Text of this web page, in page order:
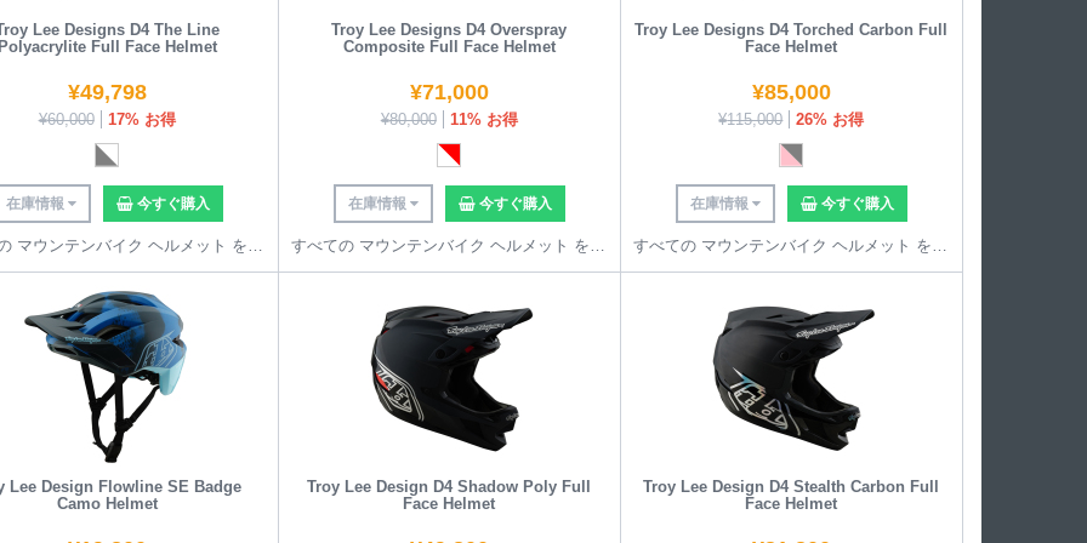
Lee Designs D4 The Line
Full Face Helmet
¥49,798
¥60,000 17% お得
在庫情報 今すぐ購入
Troy Lee Designs D4 Overspray
Composite Full Face Helmet
¥71,000
¥80,000 11% お得
在庫情報 今すぐ購入
Troy Lee Designs D4 Torched Carbon Full
Face Helmet
¥85,000
¥115,000 26% お得
在庫情報 今すぐ購入
Lee Design Flowline SE Badge
Camo Helmet
Troy Lee Design D4 Shadow Poly Full
Face Helmet
Troy Lee Design D4 Stealth Carbon Full
Face Helmet